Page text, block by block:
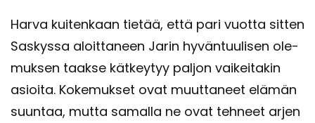
Harva kui­ten­kaan tie­tää, että pari vuot­ta sit­ten
Sas­kys­sa aloit­ta­neen Jarin hy­vän­tuu­li­sen ole­
muk­sen taak­se kät­key­tyy pal­jon vai­kei­ta­kin
asioi­ta. Ko­ke­muk­set ovat muut­ta­neet elä­män
suun­taa, mutta sa­mal­la ne ovat teh­neet arjen